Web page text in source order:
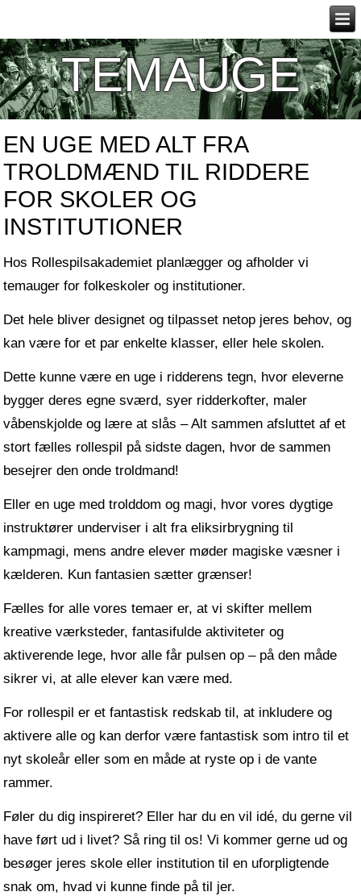
TEMAUGE
EN UGE MED ALT FRA
TROLDMÆND TIL RIDDERE
FOR SKOLER OG
INSTITUTIONER
Hos Rollespilsakademiet planlægger og afholder vi
temauger for folkeskoler og institutioner.
Det hele bliver designet og tilpasset netop jeres behov, og
kan være for et par enkelte klasser, eller hele skolen.
Dette kunne være en uge i ridderens tegn, hvor eleverne
bygger deres egne sværd, syer ridderkofter, maler
våbenskjolde og lære at slås – Alt sammen afsluttet af et
stort fælles rollespil på sidste dagen, hvor de sammen
besejrer den onde troldmand!
Eller en uge med trolddom og magi, hvor vores dygtige
instruktører underviser i alt fra eliksirbrygning til
kampmagi, mens andre elever møder magiske væsner i
kælderen. Kun fantasien sætter grænser!
Fælles for alle vores temaer er, at vi skifter mellem
kreative værksteder, fantasifulde aktiviteter og
aktiverende lege, hvor alle får pulsen op – på den måde
sikrer vi, at alle elever kan være med.
For rollespil er et fantastisk redskab til, at inkludere og
aktivere alle og kan derfor være fantastisk som intro til et
nyt skoleår eller som en måde at ryste op i de vante
rammer.
Føler du dig inspireret? Eller har du en vil idé, du gerne vil
have ført ud i livet? Så ring til os! Vi kommer gerne ud og
besøger jeres skole eller institution til en uforpligtende
snak om, hvad vi kunne finde på til jer.